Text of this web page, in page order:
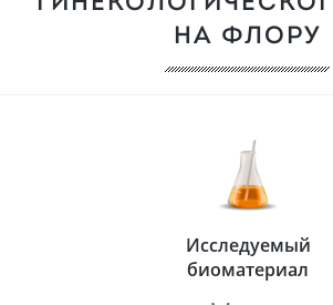
НА ФЛОРУ
Исследуемый
биоматериал